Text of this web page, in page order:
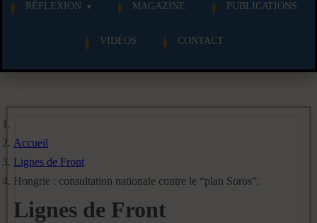
RÉFLEXION MAGAZINE PUBLICATIONS
VIDÉOS CONTACT
Accueil
Lignes de Front
Hongrie : consultation nationale contre le “plan Soros”.
Lignes de Front